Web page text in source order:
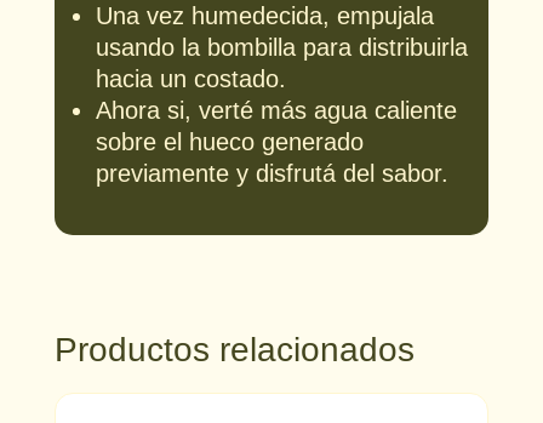
Una vez humedecida, empujala
usando la bombilla para distribuirla
hacia un costado.
Ahora si, verté más agua caliente
sobre el hueco generado
previamente y disfrutá del sabor.
Productos relacionados